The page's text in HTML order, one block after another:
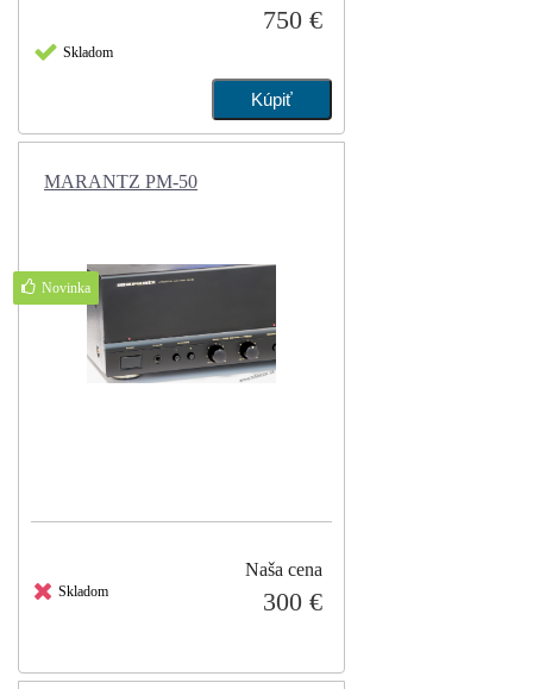
750 €
Skladom
MARANTZ PM-50
Naša cena
300 €
Skladom
Novinka